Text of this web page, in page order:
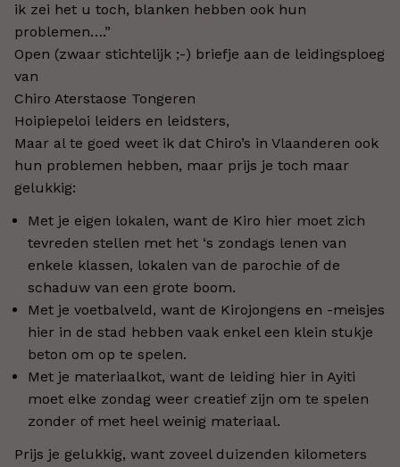
ik zei het u toch, blanken hebben ook hun
problemen….”
Open (zwaar stichtelijk ;-) briefje aan de leidingsploeg
van
Chiro Aterstaose Tongeren
Hoipiepeloi leiders en leidsters,
Maar al te goed weet ik dat Chiro’s in Vlaanderen ook
hun problemen hebben, maar prijs je toch maar
gelukkig:
Met je eigen lokalen, want de Kiro hier moet zich
tevreden stellen met het ‘s zondags lenen van
enkele klassen, lokalen van de parochie of de
schaduw van een grote boom.
Met je voetbalveld, want de Kirojongens en -meisjes
hier in de stad hebben vaak enkel een klein stukje
beton om op te spelen.
Met je materiaalkot, want de leiding hier in Ayiti
moet elke zondag weer creatief zijn om te spelen
zonder of met heel weinig materiaal.
Prijs je gelukkig, want zoveel duizenden kilometers